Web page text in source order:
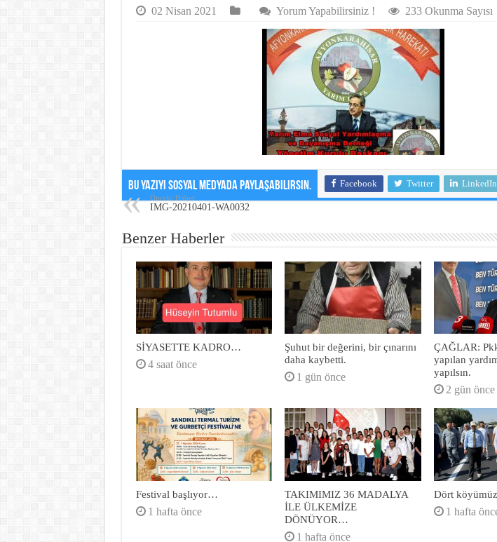
02 Nisan 2021 Yorum Yapabilirsiniz ! 233 Okunma Sayısı
Bu Yazıyı Sosyal Medyada Paylaşabilirsin. Facebook Twitter LinkedIn
Önceki Haber
IMG-20210401-WA0032
Benzer Haberler
SİYASETTE KADRO…
4 saat önce
Şuhut bir değerini, bir çınarını
daha kaybetti.
1 gün önce
ÇAĞLAR:
yapılan
yapılsın.
2 gün önce
Festival başlıyor…
1 hafta önce
TAKIMIMIZ 36 MADALYA
İLE ÜLKEMİZE
DÖNÜYOR…
1 hafta önce
Dört
1 hafta